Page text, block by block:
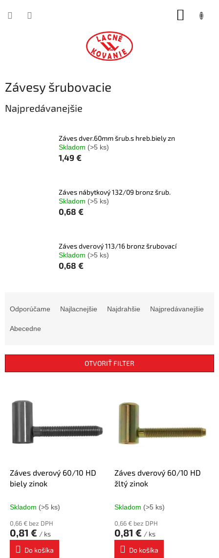
Závesy šrubovacie
Najpredávanejšie
Záves dver.60mm šrub.s hreb.biely zn
Skladom (>5 ks)
1,49 €
Záves nábytkový 132/09 bronz šrub.
Skladom (>5 ks)
0,68 €
Záves dverový 113/16 bronz šrubovací
Skladom (>5 ks)
0,68 €
p
Odporúčame Najlacnejšie Najdrahšie Najpredávanejšie
Abecedne
OTVORIŤ FILTER
Záves dverový 60/10 HD
biely zinok
Skladom (>5 ks)
0,66 € bez DPH
0,81 € / ks
Do košíka
Záves dverový 60/10 HD
žltý zinok
Skladom (>5 ks)
0,66 € bez DPH
0,81 € / ks
Do košíka